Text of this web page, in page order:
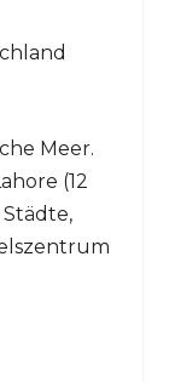
Meer.
(12